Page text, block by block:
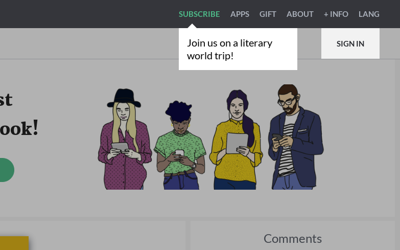
Join us on a literary
world trip!
SUBSCRIBE APPS GIFT ABOUT + INFO LANG
SIGN IN
Comments